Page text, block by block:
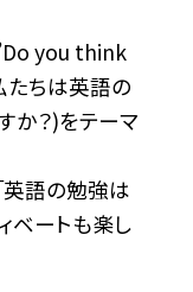
you think
ちは英語の
か？)をテーマ
英語の勉強は
ベートも楽し